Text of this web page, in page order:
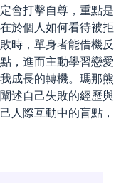
會打擊自尊，重點是
於個人如何看待被拒
時，單身者能借機反
，進而主動學習戀愛
成長的轉機。瑪那熊
述自己失敗的經歷與
人際互動中的盲點，